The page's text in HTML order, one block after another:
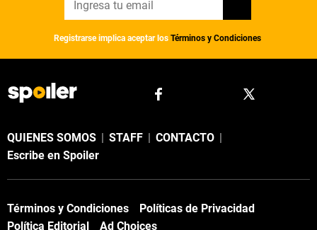
Registrarse implica aceptar los Términos y Condiciones
QUIENES SOMOS | STAFF | CONTACTO |
Escribe en Spoiler
Términos y Condiciones
Políticas de Privacidad
Política Editorial
Ad Choices